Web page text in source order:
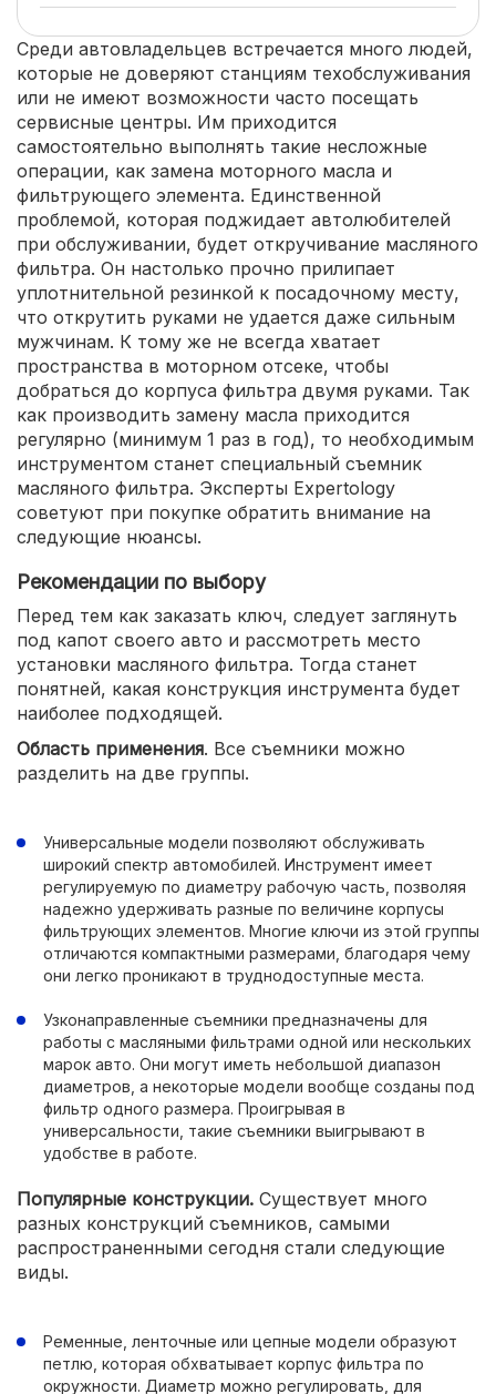
Среди автовладельцев встречается много людей,
которые не доверяют станциям техобслуживания
или не имеют возможности часто посещать
сервисные центры. Им приходится
самостоятельно выполнять такие несложные
операции, как замена моторного масла и
фильтрующего элемента. Единственной
проблемой, которая поджидает автолюбителей
при обслуживании, будет откручивание масляного
фильтра. Он настолько прочно прилипает
уплотнительной резинкой к посадочному месту,
что открутить руками не удается даже сильным
мужчинам. К тому же не всегда хватает
пространства в моторном отсеке, чтобы
добраться до корпуса фильтра двумя руками. Так
как производить замену масла приходится
регулярно (минимум 1 раз в год), то необходимым
инструментом станет специальный съемник
масляного фильтра. Эксперты Expertology
советуют при покупке обратить внимание на
следующие нюансы.
Рекомендации по выбору
Перед тем как заказать ключ, следует заглянуть
под капот своего авто и рассмотреть место
установки масляного фильтра. Тогда станет
понятней, какая конструкция инструмента будет
наиболее подходящей.
Область применения. Все съемники можно
разделить на две группы.
Универсальные модели позволяют обслуживать
широкий спектр автомобилей. Инструмент имеет
регулируемую по диаметру рабочую часть, позволяя
надежно удерживать разные по величине корпусы
фильтрующих элементов. Многие ключи из этой группы
отличаются компактными размерами, благодаря чему
они легко проникают в труднодоступные места.
Узконаправленные съемники предназначены для
работы с масляными фильтрами одной или нескольких
марок авто. Они могут иметь небольшой диапазон
диаметров, а некоторые модели вообще созданы под
фильтр одного размера. Проигрывая в
универсальности, такие съемники выигрывают в
удобстве в работе.
Популярные конструкции. Существует много
разных конструкций съемников, самыми
распространенными сегодня стали следующие
виды.
Ременные, ленточные или цепные модели образуют
петлю, которая обхватывает корпус фильтра по
окружности. Диаметр можно регулировать, для